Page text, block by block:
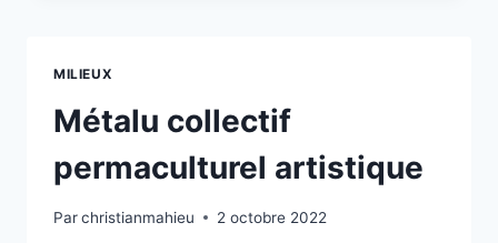
MILIEUX
Métalu collectif
permaculturel artistique
Parchristianmahieu 2 octobre 2022